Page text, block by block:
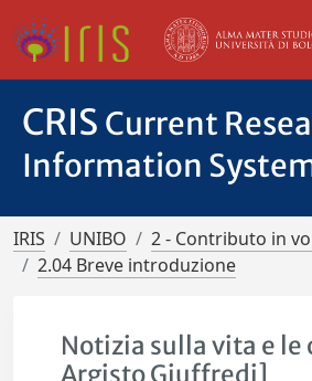
CRIS Current
Information
IRIS UNIBO
2 - Contributo in
2.04 Breve introduzione
Notizia sulla vita e le
Argisto Giuffredi]